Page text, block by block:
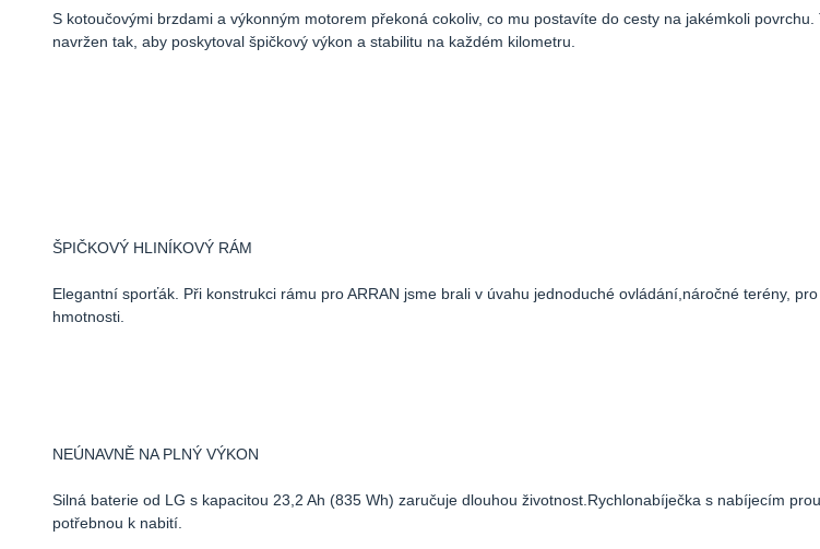
S kotoučovými brzdami a výkonným motorem překoná cokoliv, co mu postavíte do cesty na jakémkoli
navržen tak, aby poskytoval špičkový výkon a stabilitu na každém kilometru.
ŠPIČKOVÝ HLINÍKOVÝ RÁM
Elegantní sporťák. Při konstrukci rámu pro ARRAN jsme brali v úvahu jednoduché ovládání,náročné terény,
hmotnosti.
NEÚNAVNĚ NA PLNÝ VÝKON
Silná baterie od LG s kapacitou 23,2 Ah (835 Wh) zaručuje dlouhou životnost.Rychlonabíječka s nabíjecím
potřebnou k nabití.